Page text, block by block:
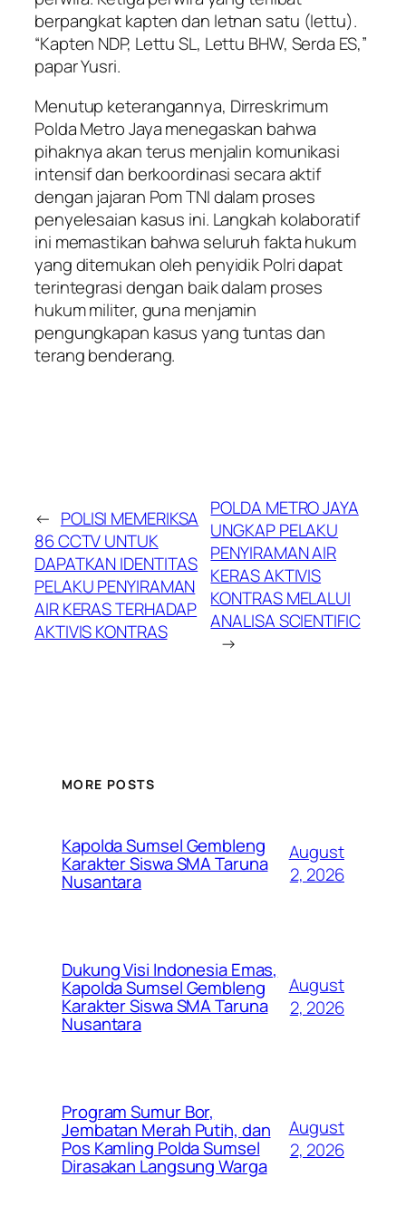
berpangkat kapten dan letnan satu (lettu).
“Kapten NDP, Lettu SL, Lettu BHW, Serda ES,”
papar Yusri.
Menutup keterangannya, Dirreskrimum
Polda Metro Jaya menegaskan bahwa
pihaknya akan terus menjalin komunikasi
intensif dan berkoordinasi secara aktif
dengan jajaran Pom TNI dalam proses
penyelesaian kasus ini. Langkah kolaboratif
ini memastikan bahwa seluruh fakta hukum
yang ditemukan oleh penyidik Polri dapat
terintegrasi dengan baik dalam proses
hukum militer, guna menjamin
pengungkapan kasus yang tuntas dan
terang benderang.
← POLISI MEMERIKSA
86 CCTV UNTUK
DAPATKAN IDENTITAS
PELAKU PENYIRAMAN
AIR KERAS TERHADAP
AKTIVIS KONTRAS
POLDA METRO JAYA
UNGKAP PELAKU
PENYIRAMAN AIR
KERAS AKTIVIS
KONTRAS MELALUI
ANALISA SCIENTIFIC
→
MORE POSTS
Kapolda Sumsel Gembleng
Karakter Siswa SMA Taruna
Nusantara
August
2, 2026
Dukung Visi Indonesia Emas,
Kapolda Sumsel Gembleng
Karakter Siswa SMA Taruna
Nusantara
August
2, 2026
Program Sumur Bor,
Jembatan Merah Putih, dan
Pos Kamling Polda Sumsel
Dirasakan Langsung Warga
August
2, 2026